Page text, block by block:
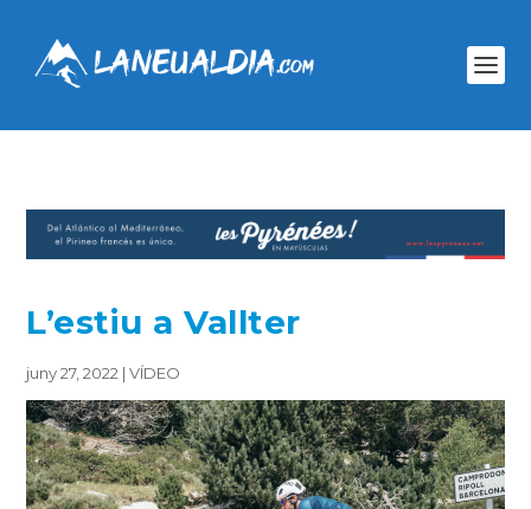
L’estiu a Vallter
juny 27, 2022 |VÍDEO